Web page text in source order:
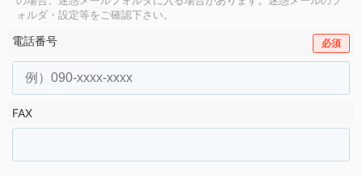
ォルダ・設定等をご確認下さい。
電話番号 必須
FAX